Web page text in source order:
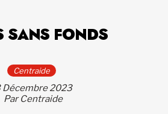
SANS FONDS
Centraide
Décembre 2023
Par Centraide